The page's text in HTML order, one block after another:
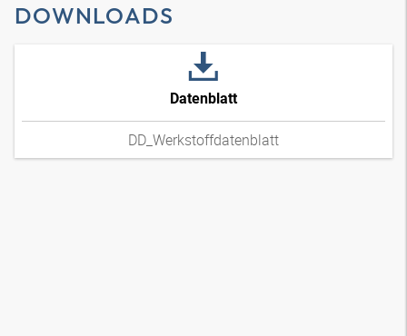
DOWNLOADS
Datenblatt
DD_Werkstoffdatenblatt